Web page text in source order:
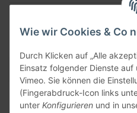
Wie wir Cookies & Co
Durch Klicken auf „Alle
Einsatz folgender Dienste auf
Vimeo. Sie können die
(Fingerabdruck-Icon links
unter Konfigurieren und in
SmoliTec - Safety. Simplified.
Vertrag